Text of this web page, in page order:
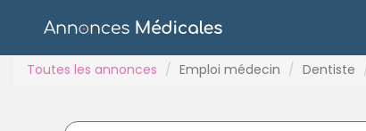
Toutes les annonces Emploi médecin Dentiste